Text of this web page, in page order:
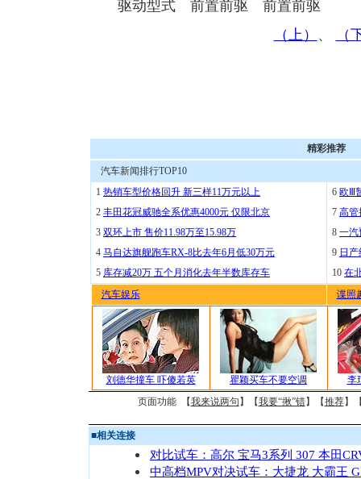
驱动型式 前置前驱 前置前驱
（上）
、 （
精彩推荐
汽车新闻排行TOP10
1 热销车型价格回升 新三样11万元以上
2 丰田花冠威驰全系优惠4000元 仅限北京
3 双环上市 售价11.98万至15.98万
4 马自达旗舰跑车RX-8比去年6月低30万元
5 库存减20万 五个月消化去年半数库存车
6 欧Ⅲ
7 高管
8 一汽
9 日
10 在
汽车娱乐
谍照
刘德华撞车 吓傻若英 瞿颖买车不要空调
李
页面功能 【我来说两句 】【我要“揪”错】【推荐】
■相关连接
对比试车：高尔 宝马3系列 307 本田
中高档MPV对决试车：大捷龙 大霸王